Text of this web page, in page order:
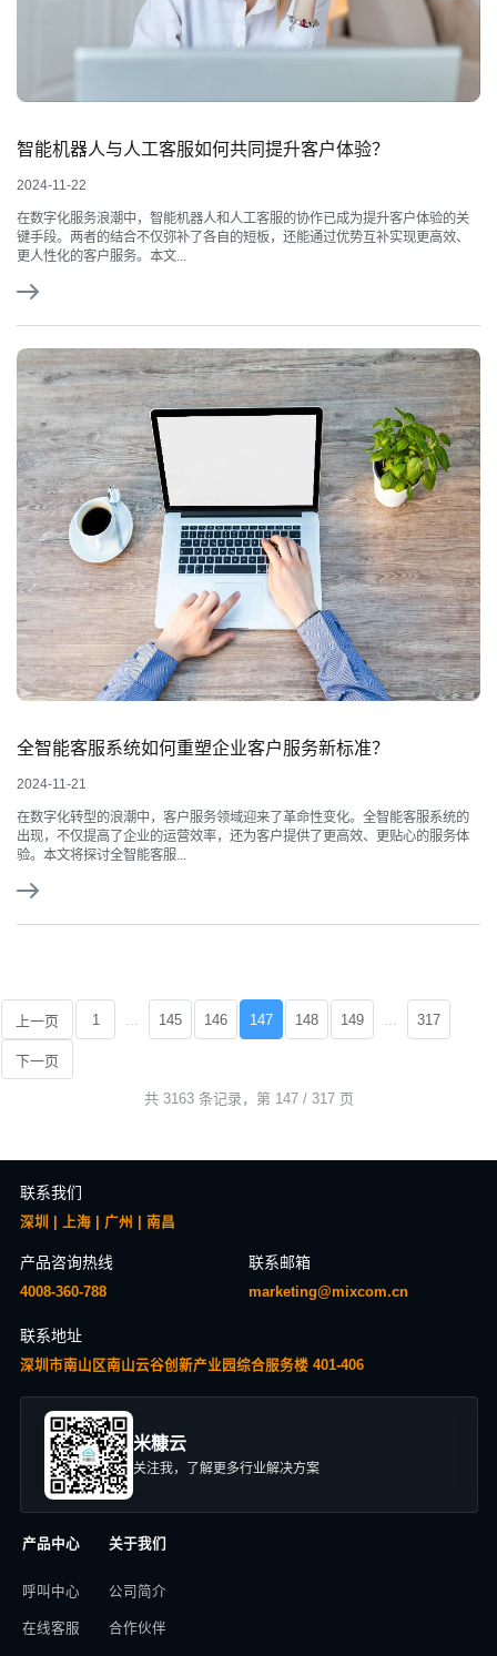
智能机器人与人工客服如何共同提升客户体验？
2024-11-22
在数字化服务浪潮中，智能机器人和人工客服的协作已成为提升客户体验的关
键手段。两者的结合不仅弥补了各自的短板，还能通过优势互补实现更高效、
更人性化的客户服务。本文...
全智能客服系统如何重塑企业客户服务新标准？
2024-11-21
在数字化转型的浪潮中，客户服务领域迎来了革命性变化。全智能客服系统的
出现，不仅提高了企业的运营效率，还为客户提供了更高效、更贴心的服务体
验。本文将探讨全智能客服...
上一页 1 145 146 147 148 149 317
下一页
共 3163 条记录，第 147 / 317 页
联系我们
深圳 | 上海 | 广州 | 南昌
产品咨询热线
4008-360-788
联系邮箱
marketing@mixcom.cn
联系地址
深圳市南山区南山云谷创新产业园综合服务楼 401-406
米糠云
关注我，了解更多行业解决方案
产品中心
呼叫中心
在线客服
关于我们
公司简介
合作伙伴